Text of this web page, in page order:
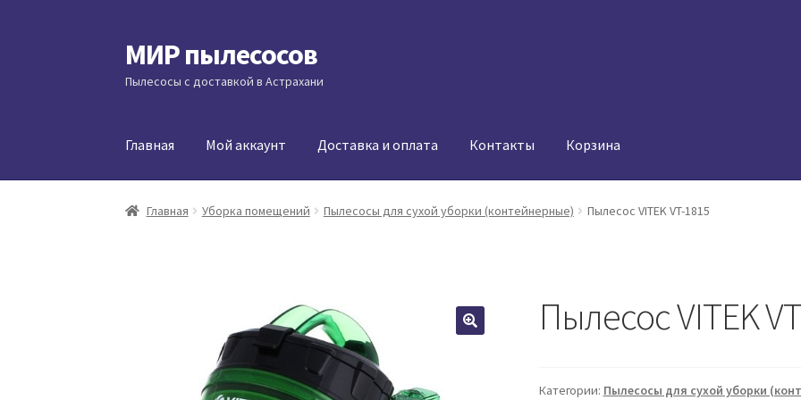
Перейти
к
навигации
Перейти
к
содержимому
МИР пылесосов
Пылесосы с доставкой в Астрахани
Главная Мой аккаунт Доставка и оплата Контакты Корзина
Главная Уборка помещений Пылесосы для сухой уборки (контейнерные) Пылесос VITEK VT-1815
Пылесос VITEK
Категории: Пылесосы для сухой уборки